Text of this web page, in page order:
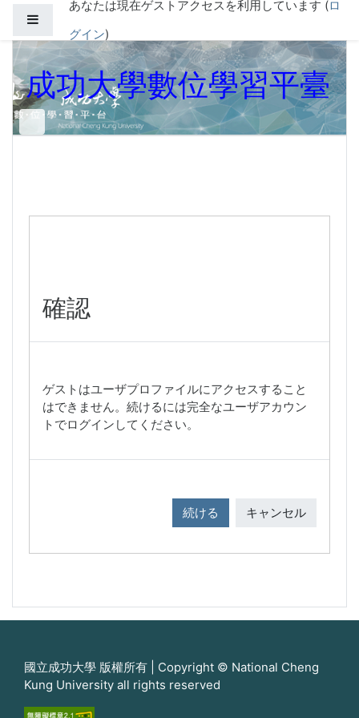
メインコンテンツへスキップする
あなたは現在ゲストアクセスを利用しています (ロ
グイン)
成功大學數位學習平臺
確認
ゲストはユーザプロファイルにアクセスすること
はできません。続けるには完全なユーザアカウン
トでログインしてください。
続ける キャンセル
國立成功大學 版權所有 | Copyright © National Cheng
Kung University all rights reserved